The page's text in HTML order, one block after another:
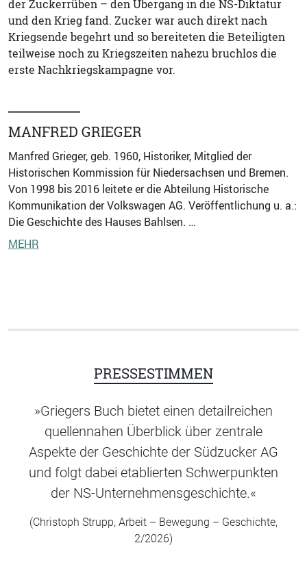
der Zuckerrüben – den Übergang in die NS-Diktatur
und den Krieg fand. Zucker war auch direkt nach
Kriegsende begehrt und so bereiteten die Beteiligten
teilweise noch zu Kriegszeiten nahezu bruchlos die
erste Nachkriegskampagne vor.
MANFRED GRIEGER
Manfred Grieger, geb. 1960, Historiker, Mitglied der
Historischen Kommission für Niedersachsen und Bremen.
Von 1998 bis 2016 leitete er die Abteilung Historische
Kommunikation der Volkswagen AG. Veröffentlichung u. a.:
Die Geschichte des Hauses Bahlsen. …
MEHR
PRESSESTIMMEN
»Griegers Buch bietet einen detailreichen
quellennahen Überblick über zentrale
Aspekte der Geschichte der Südzucker AG
und folgt dabei etablierten Schwerpunkten
der NS-Unternehmensgeschichte.«
(Christoph Strupp, Arbeit – Bewegung – Geschichte,
2/2026)